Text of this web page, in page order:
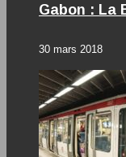
Gabon : La
30 mars 2018